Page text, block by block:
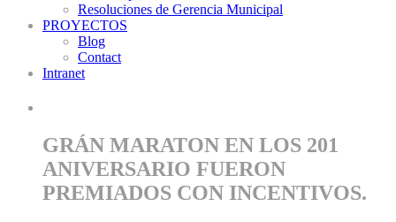
Resoluciones de Gerencia Municipal
PROYECTOS
Blog
Contact
Intranet
GRÁN MARATON EN LOS 201
ANIVERSARIO FUERON
PREMIADOS CON INCENTIVOS.